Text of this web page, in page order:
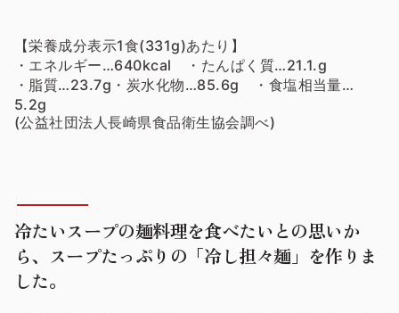
【栄養成分表示1食(331g)あたり】
・エネルギー…640kcal ・たんぱく質…21.1.g
・脂質…23.7g・炭水化物…85.6g ・食塩相当量…
5.2g
(公益社団法人長崎県食品衛生協会調べ)
冷たいスープの麺料理を食べたいとの思いか
ら、スープたっぷりの「冷し担々麺」を作りま
した。